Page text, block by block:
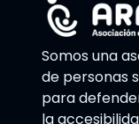
Somos una
de personas
para
la